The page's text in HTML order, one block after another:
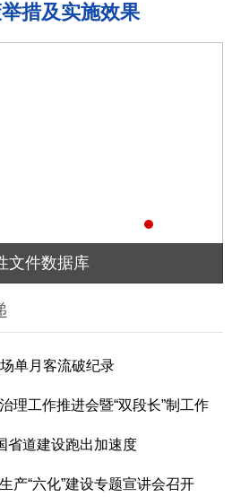
措及实施效果
文件数据库
单月客流破纪录
理工作推进会暨“双段长”制工作
省道建设跑出加速度
产“六化”建设专题宣讲会召开